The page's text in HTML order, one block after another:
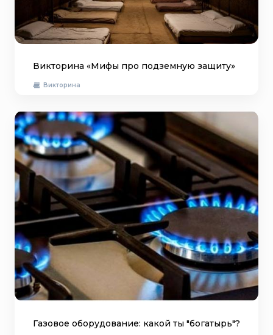
Викторина «Мифы про подземную защиту»
Викторина
Газовое оборудование: какой ты "богатырь"?